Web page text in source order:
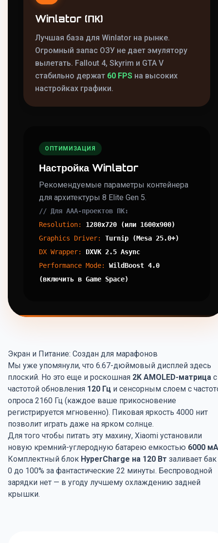
Winlator (ПК)
Лучшая база для Winlator на рынке.
Огромный запас ОЗУ не дает эмулятору
вылетать. Fallout 4, Skyrim и GTA V
стабильно держат 60 FPS на высоких
настройках графики.
ОПТИМИЗАЦИЯ
Настройка Winlator
Рекомендуемые параметры контейнера
для архитектуры 8 Elite Gen 5.
// Для ААА-проектов ПК:
Resolution:
1280x720 (или 1600x900)
Graphics Driver:
Turnip (Mesa 25.0+)
DX Wrapper:
DXVK 2.5 Async
Performance Mode:
WildBoost 4.0
(включить в Game Space)
Экран и Питание: Создан для марафонов
Мы уже упомянули, что 6.67-дюймовый дисплей здесь
плоский. Но это еще и роскошная 2K AMOLED-матрица с
частотой обновления 120 Гц и сенсорным слоем с
опроса 2160 Гц (каждое ваше прикосновение
регистрируется мгновенно). Пиковая яркость 4000 нит
позволит играть даже на ярком солнце.
Для того чтобы питать эту махину, Xiaomi установили
новую кремний-углеродную батарею емкостью 6000
Комплектный блок HyperCharge на 120 Вт заливает бак
0 до 100% за фантастические 22 минуты. Беспроводной
зарядки нет — в угоду лучшему охлаждению задней
крышки.